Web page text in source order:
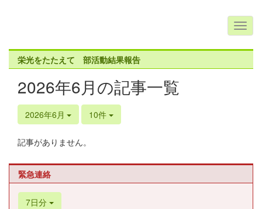
栄光をたたえて 部活動結果報告
2026年6月の記事一覧
2026年6月 10件
記事がありません。
緊急連絡
7日分